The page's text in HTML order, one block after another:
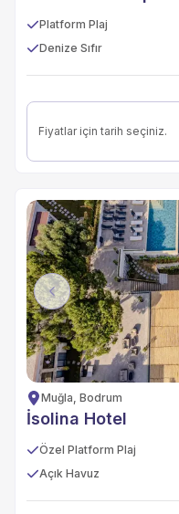
Platform Plaj
Denize Sıfır
Fiyatlar için tarih seçiniz.
Previous
Muğla, Bodrum
İsolina Hotel
Özel Platform Plaj
Açık Havuz